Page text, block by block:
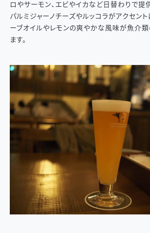
ロやサーモン、エビやイカなど日替わりで提
パルミジャーノチーズやルッコラがアクセント
ーブオイルやレモンの爽やかな風味が魚介
ます。